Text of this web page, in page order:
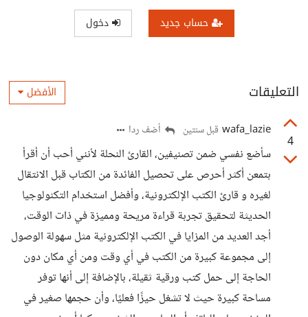
حساب جديد دخول
التعليقات الأفضل
4
wafa_lazie قبل سنتين أضف ردا
سأضع نفسي ضمن تصنيفين، القارئ النحلة لأنني أحب أن أقرأ
بتمعن أكثر أحرص على تحصيل الفائدة من الكتاب قبل الانتقال
لغيره و قارئ الكتب الإلكترونية، وأفضل استخدام التكنولوجيا
الحديثة لتحقيق تجربة قراءة مريحة ومميزة في ذات الوقت،
أجد العديد من المزايا في الكتب الإلكترونية مثل سهولة الوصول
إلى مجموعة كبيرة من الكتب في أي وقت ومن أي مكان دون
الحاجة إلى حمل كتب ورقية ثقيلة، بالإضافة إلى أنها توفر
مساحة كبيرة حيث لا تشغل حيزًا فعليًا، وأن حجمها صغير في